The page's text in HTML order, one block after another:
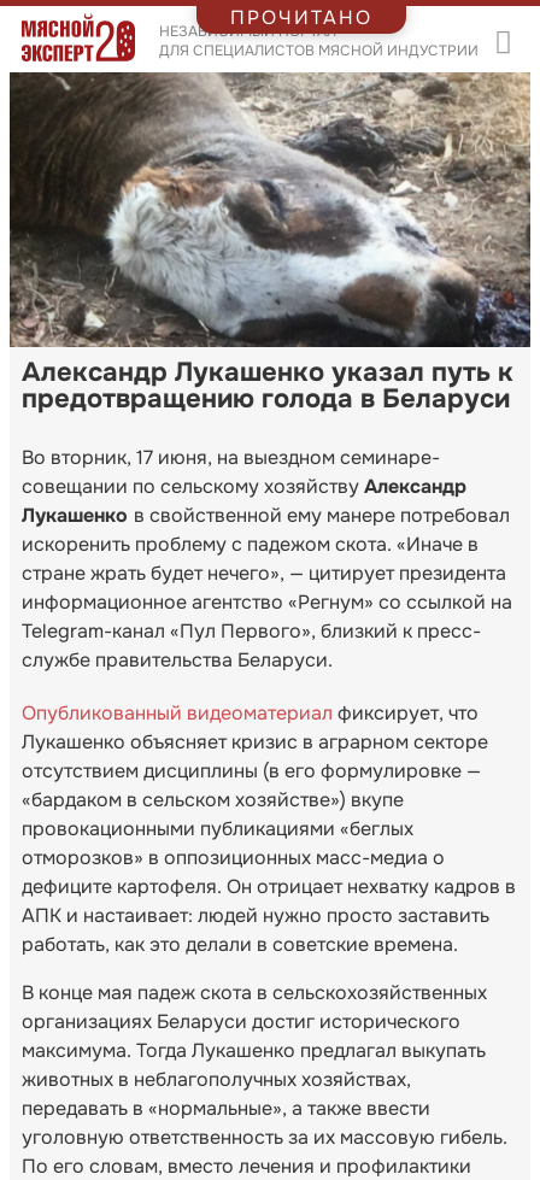
НЕЗАВИСИМЫЙ ПОРТАЛ
ДЛЯ СПЕЦИАЛИСТОВ МЯСНОЙ ИНДУСТРИИ
Александр Лукашенко указал путь к
предотвращению голода в Беларуси
Во вторник, 17 июня, на выездном семинаре-
совещании по сельскому хозяйствуАлександр
Лукашенко в свойственной ему манере потребовал
искоренить проблему с падежом скота. «Иначе в
стране жрать будет нечего», — цитирует президента
информационное агентство «Регнум» со ссылкой на
Telegram-канал «Пул Первого», близкий к пресс-
службе правительства Беларуси.
Опубликованный видеоматериал фиксирует, что
Лукашенко объясняет кризис в аграрном секторе
отсутствием дисциплины (в его формулировке —
«бардаком в сельском хозяйстве») вкупе
провокационными публикациями «беглых
отморозков» в оппозиционных масс-медиа о
дефиците картофеля. Он отрицает нехватку кадров в
АПК и настаивает: людей нужно просто заставить
работать, как это делали в советские времена.
В конце мая падеж скота в сельскохозяйственных
организациях Беларуси достиг исторического
максимума. Тогда Лукашенко предлагал выкупать
животных в неблагополучных хозяйствах,
передавать в «нормальные», а также ввести
уголовную ответственность за их массовую гибель.
По его словам, вместо лечения и профилактики
ПРОЧИТАНО